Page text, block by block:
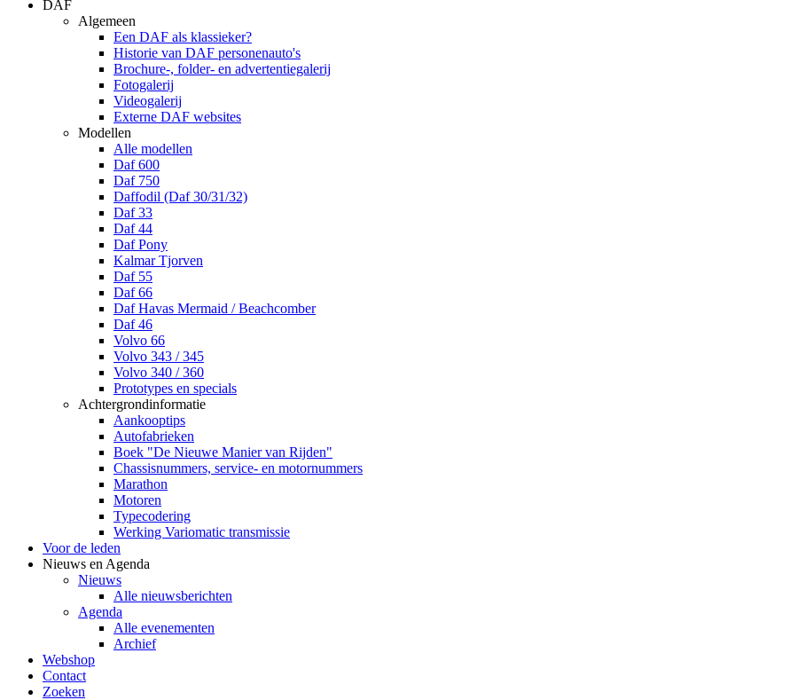
DAF
Algemeen
Een DAF als klassieker?
Historie van DAF personenauto's
Brochure-, folder- en advertentiegalerij
Fotogalerij
Videogalerij
Externe DAF websites
Modellen
Alle modellen
Daf 600
Daf 750
Daffodil (Daf 30/31/32)
Daf 33
Daf 44
Daf Pony
Kalmar Tjorven
Daf 55
Daf 66
Daf Havas Mermaid / Beachcomber
Daf 46
Volvo 66
Volvo 343 / 345
Volvo 340 / 360
Prototypes en specials
Achtergrondinformatie
Aankooptips
Autofabrieken
Boek "De Nieuwe Manier van Rijden"
Chassisnummers, service- en motornummers
Marathon
Motoren
Typecodering
Werking Variomatic transmissie
Voor de leden
Nieuws en Agenda
Nieuws
Alle nieuwsberichten
Agenda
Alle evenementen
Archief
Webshop
Contact
Zoeken